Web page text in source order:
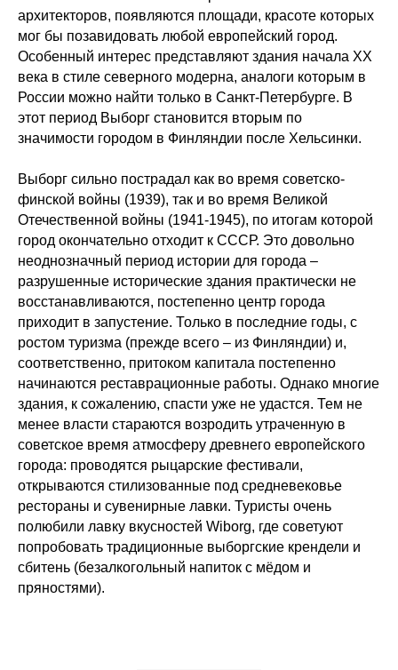
архитекторов, появляются площади, красоте которых
мог бы позавидовать любой европейский город.
Особенный интерес представляют здания начала XX
века в стиле северного модерна, аналоги которым в
России можно найти только в Санкт-Петербурге. В
этот период Выборг становится вторым по
значимости городом в Финляндии после Хельсинки.
Выборг сильно пострадал как во время советско-
финской войны (1939), так и во время Великой
Отечественной войны (1941-1945), по итогам которой
город окончательно отходит к СССР. Это довольно
неоднозначный период истории для города –
разрушенные исторические здания практически не
восстанавливаются, постепенно центр города
приходит в запустение. Только в последние годы, с
ростом туризма (прежде всего – из Финляндии) и,
соответственно, притоком капитала постепенно
начинаются реставрационные работы. Однако многие
здания, к сожалению, спасти уже не удастся. Тем не
менее власти стараются возродить утраченную в
советское время атмосферу древнего европейского
города: проводятся рыцарские фестивали,
открываются стилизованные под средневековье
рестораны и сувенирные лавки. Туристы очень
полюбили лавку вкусностей Wiborg, где советуют
попробовать традиционные выборгские крендели и
сбитень (безалкогольный напиток с мёдом и
пряностями).